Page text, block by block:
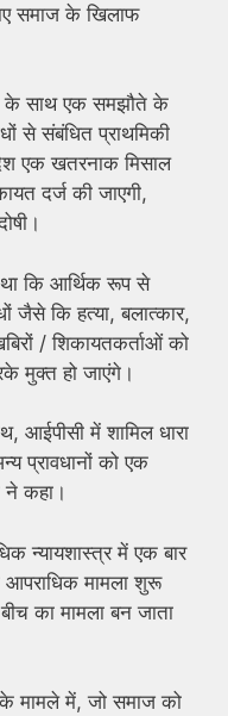
समाज के खिलाफ
के साथ एक समझौते के
से संबंधित प्राथमिकी
एक खतरनाक मिसाल
दर्ज की जाएगी,
था कि आर्थिक रूप से
जैसे कि हत्या, बलात्कार,
/ शिकायतकर्ताओं को
मुक्त हो जाएंगे।
आईपीसी में शामिल धारा
को एक
ने कहा।
न्यायशास्त्र में एक बार
आपराधिक मामला शुरू
का मामला बन जाता
के मामले में, जो समाज को